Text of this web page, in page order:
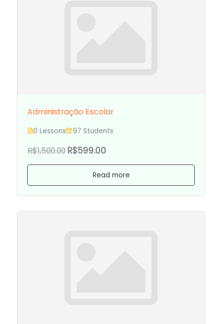
Administração Escolar
0 Lessons 97 Students
R$1,500.00 R$599.00
Read more